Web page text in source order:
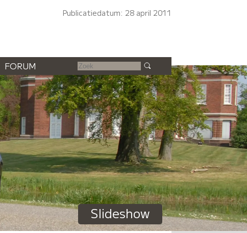
Publicatiedatum: 28 april 2011
FORUM
Slideshow